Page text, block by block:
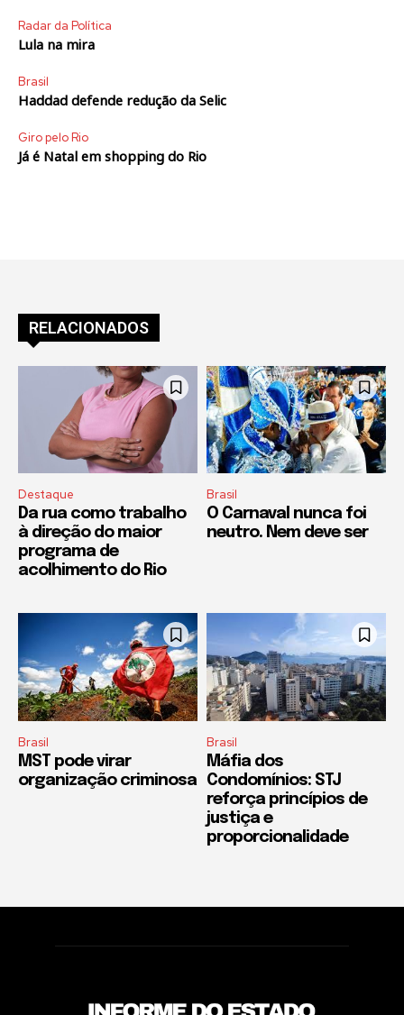
Radar da Política
Lula na mira
Brasil
Haddad defende redução da Selic
Giro pelo Rio
Já é Natal em shopping do Rio
RELACIONADOS
Destaque
Da rua como trabalho
à direção do maior
programa de
acolhimento do Rio
Brasil
O Carnaval nunca foi
neutro. Nem deve ser
Brasil
MST pode virar
organização criminosa
Brasil
Máfia dos
Condomínios: STJ
reforça princípios de
justiça e
proporcionalidade